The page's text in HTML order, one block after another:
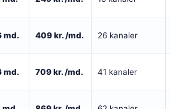
md. 409 kr. /md. 26 kanaler
md. 709 kr. /md. 41 kanaler